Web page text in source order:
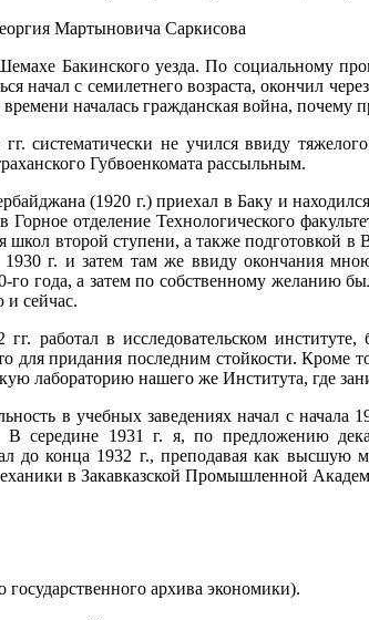
Мартыновича Саркисова
Бакинского уезда. По социальному
начал с семилетнего возраста, окончил
началась гражданская война,
систематически не учился ввиду
Губвоенкомата рассыльным.
(1920 г.) приехал в Баку и
отделение Технологического
школ второй ступени, а также подготовкой
г. и затем там же ввиду окончания
го года, а затем по собственному желанию
и сейчас.
работал в исследовательском
для придания последним стойкости. Кроме
лабораторию нашего же Института, где
в учебных заведениях начал с
середине 1931 г. я, по предложению
до конца 1932 г., преподавая как
в Закавказской Промышленной
государственного архива экономики).